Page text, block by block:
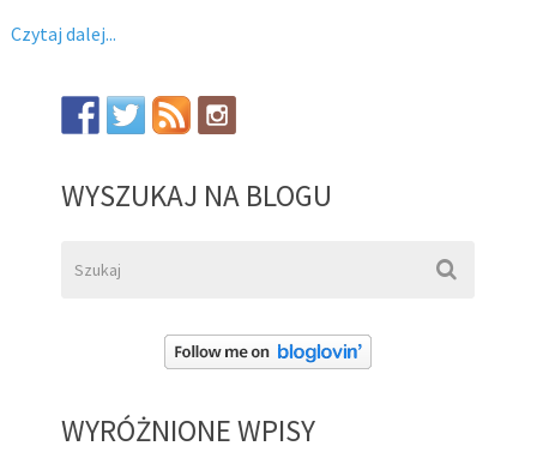
Czytaj dalej...
WYSZUKAJ NA BLOGU
WYRÓŻNIONE WPISY